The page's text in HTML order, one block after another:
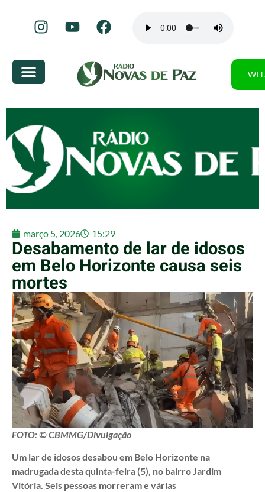
março 5, 2026 15:29
Desabamento de lar de idosos
em Belo Horizonte causa seis
mortes
FOTO: © CBMMG/Divulgação
Um lar de idosos desabou em Belo Horizonte na
madrugada desta quinta-feira (5), no bairro Jardim
Vitória. Seis pessoas morreram e várias